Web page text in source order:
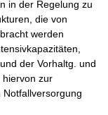
in der Regelung zu
die von
werden
der Vorhaltg. und
hiervon zur